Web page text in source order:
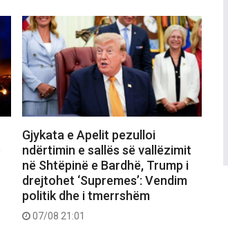
Gjykata e Apelit pezulloi
ndërtimin e sallës së vallëzimit
në Shtëpinë e Bardhë, Trump i
drejtohet ‘Supremes’: Vendim
politik dhe i tmerrshëm
07/08 21:01